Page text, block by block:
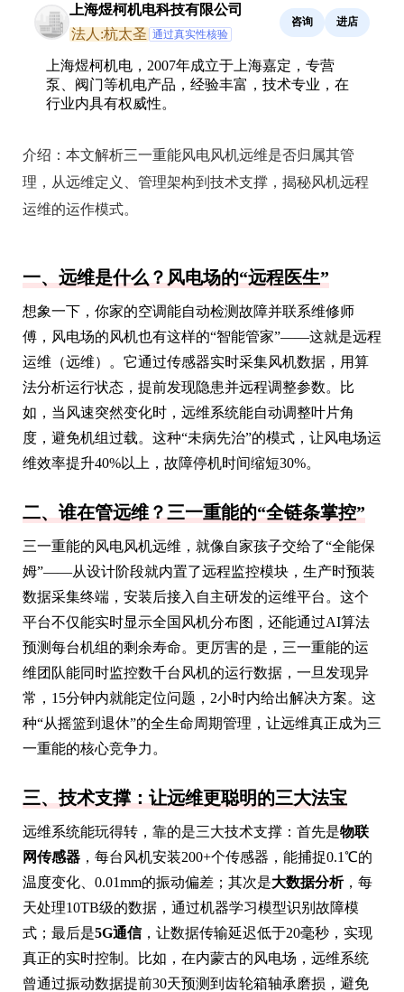
上海煜柯机电科技有限公司
法人:杭太圣 通过真实性核验
咨询 进店
上海煜柯机电，2007年成立于上海嘉定，专营
泵、阀门等机电产品，经验丰富，技术专业，在
行业内具有权威性。
介绍： 本文解析三一重能风电风机远维是否归属其管
理，从远维定义、管理架构到技术支撑，揭秘风机远程
运维的运作模式。
一、远维是什么？风电场的“远程医生”
想象一下，你家的空调能自动检测故障并联系维修师
傅，风电场的风机也有这样的“智能管家”——这就是远程
运维（远维）。它通过传感器实时采集风机数据，用算
法分析运行状态，提前发现隐患并远程调整参数。比
如，当风速突然变化时，远维系统能自动调整叶片角
度，避免机组过载。这种“未病先治”的模式，让风电场运
维效率提升40%以上，故障停机时间缩短30%。
二、谁在管远维？三一重能的“全链条掌控”
三一重能的风电风机远维，就像自家孩子交给了“全能保
姆”——从设计阶段就内置了远程监控模块，生产时预装
数据采集终端，安装后接入自主研发的运维平台。这个
平台不仅能实时显示全国风机分布图，还能通过AI算法
预测每台机组的剩余寿命。更厉害的是，三一重能的运
维团队能同时监控数千台风机的运行数据，一旦发现异
常，15分钟内就能定位问题，2小时内给出解决方案。这
种“从摇篮到退休”的全生命周期管理，让远维真正成为三
一重能的核心竞争力。
三、技术支撑：让远维更聪明的三大法宝
远维系统能玩得转，靠的是三大技术支撑：首先是物联
网传感器 ，每台风机安装200+个传感器，能捕捉0.1℃的
温度变化、0.01mm的振动偏差；其次是大数据分析，每
天处理10TB级的数据，通过机器学习模型识别故障模
式；最后是5G通信，让数据传输延迟低于20毫秒，实现
真正的实时控制。比如，在内蒙古的风电场，远维系统
曾通过振动数据提前30天预测到齿轮箱轴承磨损，避免